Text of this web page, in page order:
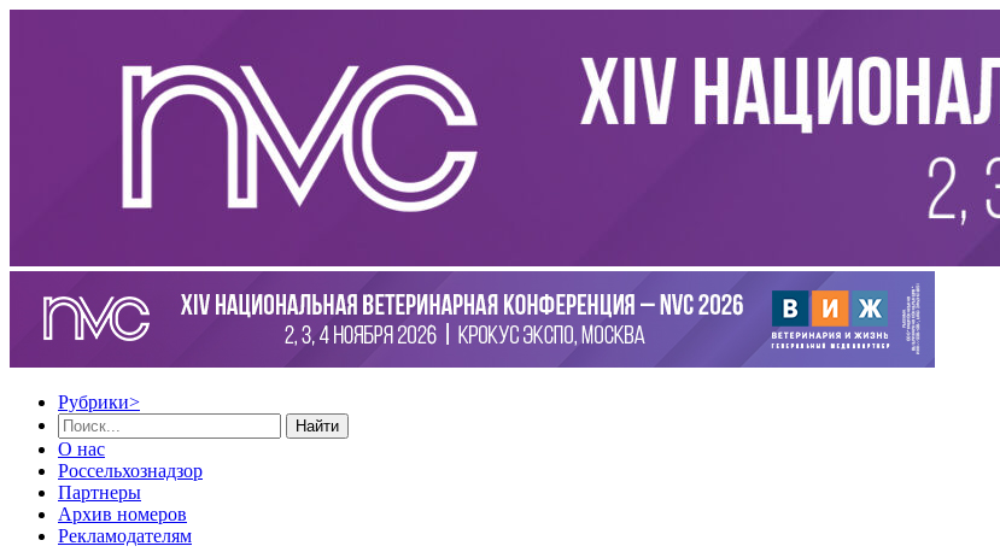
Рубрики>
Найти
О нас
Россельхознадзор
Партнеры
Архив номеров
Рекламодателям